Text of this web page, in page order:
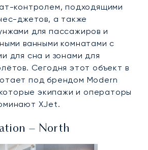
контролем, подходящими
джетов, а также
для пассажиров и
ванными комнатами с
для сна и зонами для
Сегодня этот объект в
под брендом Modern
экипажи и операторы
XJet.
– North